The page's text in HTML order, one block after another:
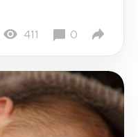
411 0